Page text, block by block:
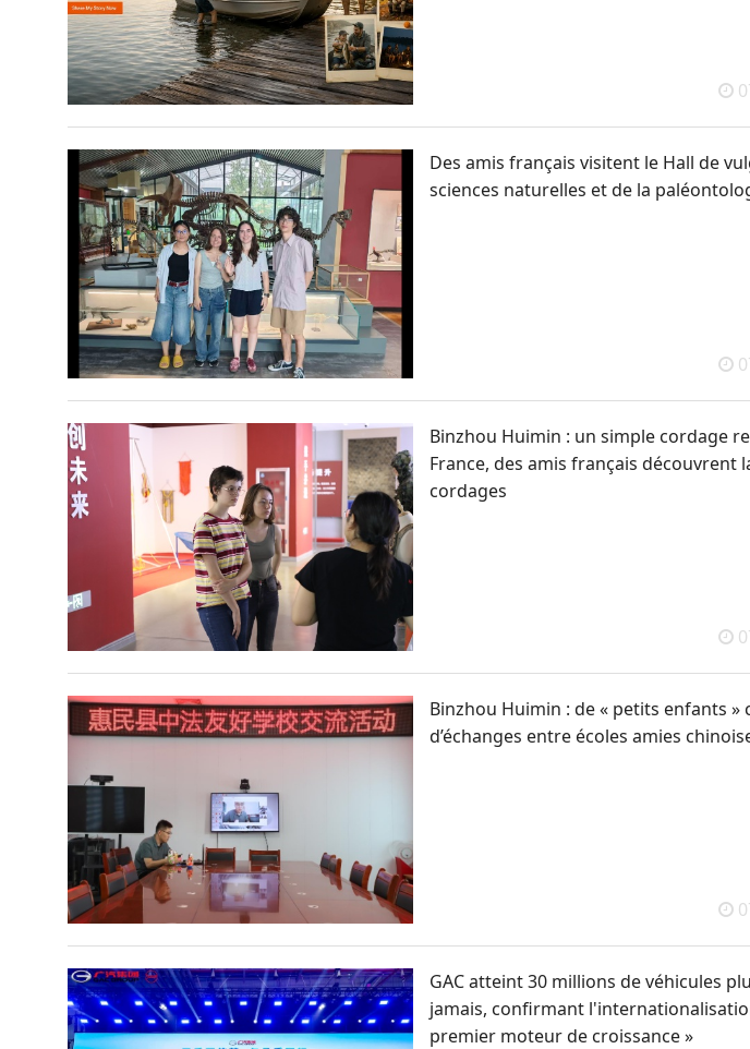
Des amis français visitent le Hall de
sciences naturelles et de la
Binzhou Huimin : un simple cordage
France, des amis français découvrent
cordages
Binzhou Huimin : de « petits enfants
d’échanges entre écoles amies
GAC atteint 30 millions de véhicules
jamais, confirmant
premier moteur de croissance »